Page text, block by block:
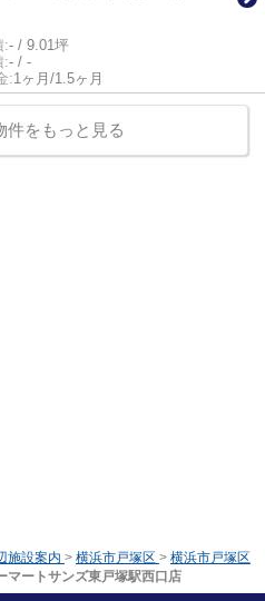
:- / 9.01坪
:- / -
:1ヶ月/1.5ヶ月
件をもっと見る
施設案内 > 横浜市戸塚区 > 横浜市戸塚区
マートサンズ東戸塚駅西口店